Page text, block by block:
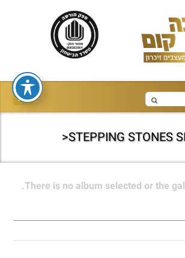
STEPPING STONES
There is no album selected or the